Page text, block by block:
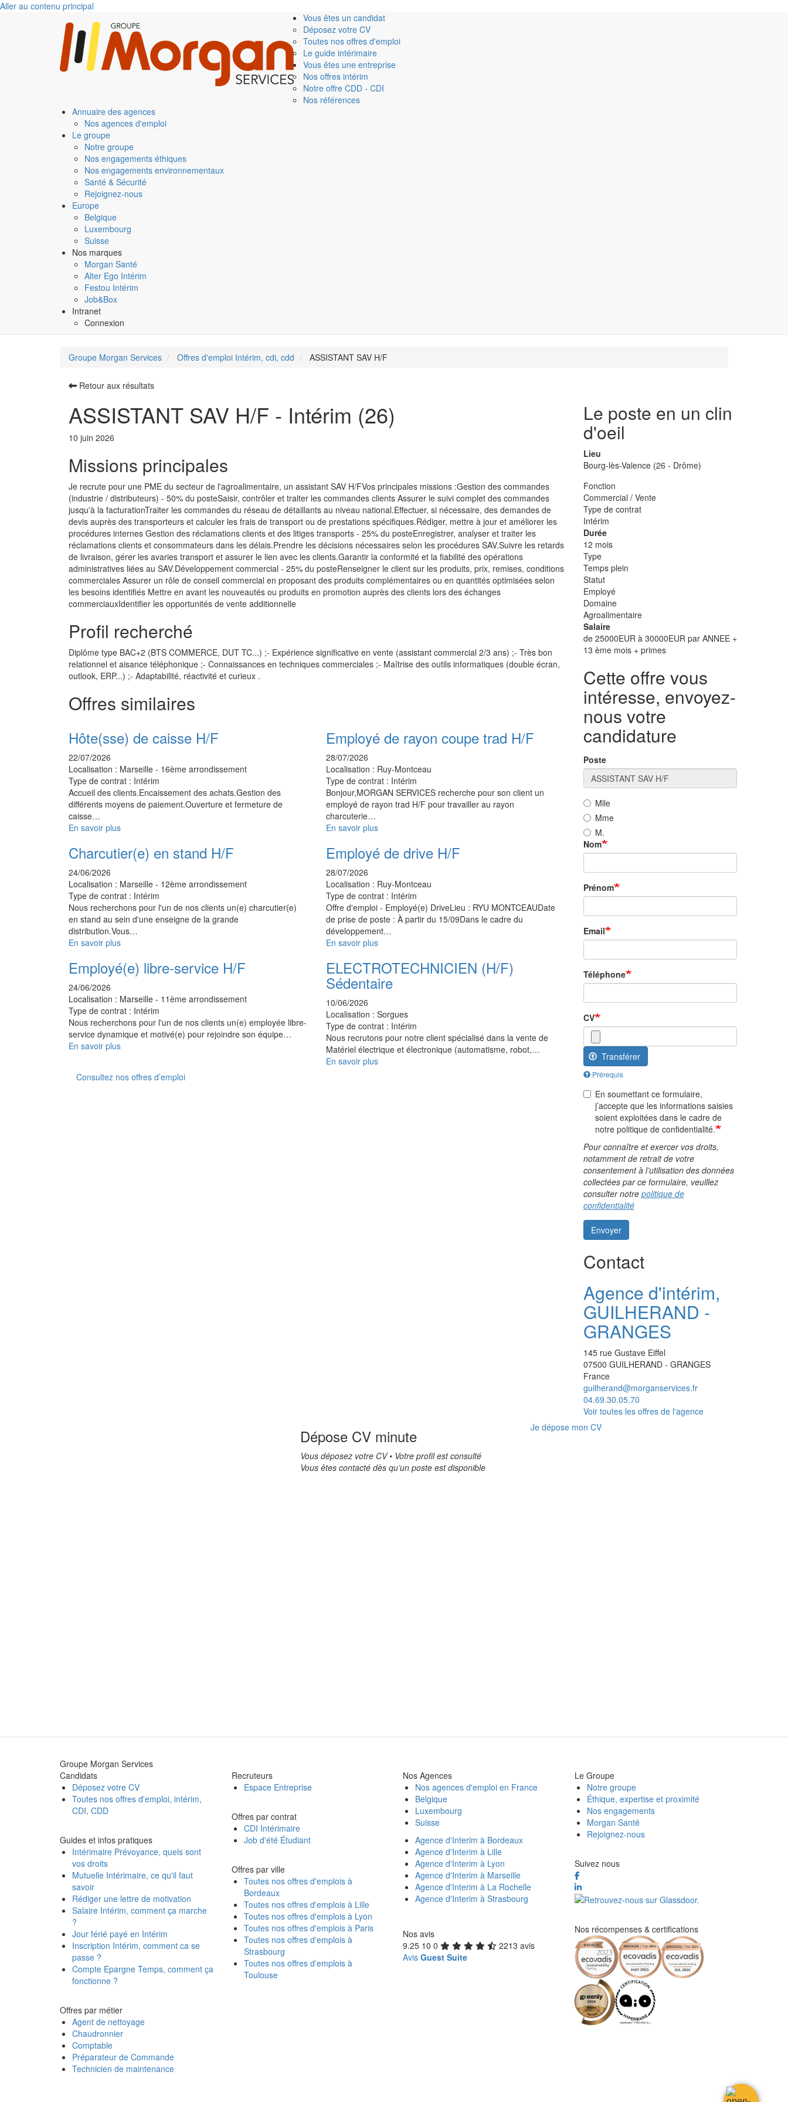
Aller au contenu principal
Vous êtes un candidat
Déposez votre CV
Toutes nos offres d'emploi
Le guide intérimaire
Vous êtes une entreprise
Nos offres intérim
Notre offre CDD - CDI
Nos références
Annuaire des agences
Nos agences d'emploi
Le groupe
Notre groupe
Nos engagements éthiques
Nos engagements environnementaux
Santé & Sécurité
Rejoignez-nous
Europe
Belgique
Luxembourg
Suisse
Nos marques
Morgan Santé
Alter Ego Intérim
Festou Intérim
Job&Box
Intranet
Connexion
Groupe Morgan Services Offres d'emploi Intérim, cdi, cdd ASSISTANT SAV H/F
Retour aux résultats
ASSISTANT SAV H/F - Intérim (26)
10 juin 2026
Missions principales
Je recrute pour une PME du secteur de l'agroalimentaire, un assistant SAV H/FVos principales missions :Gestion des commandes
(industrie / distributeurs) - 50% du posteSaisir, contrôler et traiter les commandes clients Assurer le suivi complet des commandes
jusqu'à la facturationTraiter les commandes du réseau de détaillants au niveau national.Effectuer, si nécessaire, des demandes de
devis auprès des transporteurs et calculer les frais de transport ou de prestations spécifiques.Rédiger, mettre à jour et améliorer les
procédures internes Gestion des réclamations clients et des litiges transports - 25% du posteEnregistrer, analyser et traiter les
réclamations clients et consommateurs dans les délais.Prendre les décisions nécessaires selon les procédures SAV.Suivre les retards
de livraison, gérer les avaries transport et assurer le lien avec les clients.Garantir la conformité et la fiabilité des opérations
administratives liées au SAV.Développement commercial - 25% du posteRenseigner le client sur les produits, prix, remises, conditions
commerciales Assurer un rôle de conseil commercial en proposant des produits complémentaires ou en quantités optimisées selon
les besoins identifiés Mettre en avant les nouveautés ou produits en promotion auprès des clients lors des échanges
commerciauxIdentifier les opportunités de vente additionnelle
Profil recherché
Diplôme type BAC+2 (BTS COMMERCE, DUT TC...) ;- Expérience significative en vente (assistant commercial 2/3 ans) ;- Très bon
relationnel et aisance téléphonique ;- Connaissances en techniques commerciales ;- Maîtrise des outils informatiques (double écran,
outlook, ERP...) ;- Adaptabilité, réactivité et curieux .
Offres similaires
Hôte(sse) de caisse H/F
22/07/2026
Localisation : Marseille - 16ème arrondissement
Type de contrat : Intérim
Accueil des clients.Encaissement des achats.Gestion des
différents moyens de paiement.Ouverture et fermeture de
caisse…
En savoir plus
Employé de rayon coupe trad H/F
28/07/2026
Localisation : Ruy-Montceau
Type de contrat : Intérim
Bonjour,MORGAN SERVICES recherche pour son client un
employé de rayon trad H/F pour travailler au rayon
charcuterie…
En savoir plus
Charcutier(e) en stand H/F
24/06/2026
Localisation : Marseille - 12ème arrondissement
Type de contrat : Intérim
Nous recherchons pour l'un de nos clients un(e) charcutier(e)
en stand au sein d'une enseigne de la grande
distribution.Vous…
En savoir plus
Employé de drive H/F
28/07/2026
Localisation : Ruy-Montceau
Type de contrat : Intérim
Offre d'emploi - Employé(e) DriveLieu : RYU MONTCEAUDate
de prise de poste : À partir du 15/09Dans le cadre du
développement…
En savoir plus
Employé(e) libre-service H/F
24/06/2026
Localisation : Marseille - 11ème arrondissement
Type de contrat : Intérim
Nous recherchons pour l'un de nos clients un(e) employée libre-
service dynamique et motivé(e) pour rejoindre son équipe…
En savoir plus
ELECTROTECHNICIEN (H/F)
Sédentaire
10/06/2026
Localisation : Sorgues
Type de contrat : Intérim
Nous recrutons pour notre client spécialisé dans la vente de
Matériel électrique et électronique (automatisme, robot,…
En savoir plus
Consultez nos offres d’emploi
Le poste en un clin
d'oeil
Lieu
Bourg-lès-Valence (26 - Drôme)
Fonction
Commercial / Vente
Type de contrat
Intérim
Durée
12 mois
Type
Temps plein
Statut
Employé
Domaine
Agroalimentaire
Salaire
de 25000EUR à 30000EUR par ANNEE +
13 ème mois + primes
Cette offre vous
intéresse, envoyez-
nous votre
candidature
Poste
Mlle
Mme
M.
Nom
Prénom
Email
Téléphone
CV
Transférer
Prérequis
En soumettant ce formulaire,
j’accepte que les informations saisies
soient exploitées dans le cadre de
notre politique de confidentialité.
Pour connaître et exercer vos droits,
notamment de retrait de votre
consentement à l’utilisation des données
collectées par ce formulaire, veuillez
consulter notre politique de
confidentialité
Envoyer
Contact
Agence d'intérim,
GUILHERAND -
GRANGES
145 rue Gustave Eiffel
07500 GUILHERAND - GRANGES
France
guilherand@morganservices.fr
04.69.30.05.70
Voir toutes les offres de l'agence
Dépose CV minute
Vous déposez votre CV • Votre profil est consulté
Vous êtes contacté dès qu’un poste est disponible
Je dépose mon CV
Groupe Morgan Services
Candidats
Déposez votre CV
Toutes nos offres d'emploi, intérim,
CDI, CDD
Guides et infos pratiques
Intérimaire Prévoyance, quels sont
vos droits
Mutuelle Intérimaire, ce qu'il faut
savoir
Rédiger une lettre de motivation
Salaire Intérim, comment ça marche
?
Jour férié payé en Intérim
Inscription Intérim, comment ca se
passe ?
Compte Epargne Temps, comment ça
fonctionne ?
Offres par métier
Agent de nettoyage
Chaudronnier
Comptable
Préparateur de Commande
Technicien de maintenance
Recruteurs
Espace Entreprise
Offres par contrat
CDI Intérimaire
Job d'été Étudiant
Offres par ville
Toutes nos offres d'emplois à
Bordeaux
Toutes nos offres d'emplois à Lille
Toutes nos offres d'emplois à Lyon
Toutes nos offres d'emplois à Paris
Toutes nos offres d'emplois à
Strasbourg
Toutes nos offres d'emplois à
Toulouse
Nos Agences
Nos agences d'emploi en France
Belgique
Luxembourg
Suisse
Agence d'Interim à Bordeaux
Agence d'Interim à Lille
Agence d'Interim à Lyon
Agence d'Interim à Marseille
Agence d'Interim à La Rochelle
Agence d'Interim à Strasbourg
Nos avis
9.25 10 0
2213 avis
Avis Guest Suite
Le Groupe
Notre groupe
Éthique, expertise et proximité
Nos engagements
Morgan Santé
Rejoignez-nous
Suivez nous
Nos récompenses & certifications